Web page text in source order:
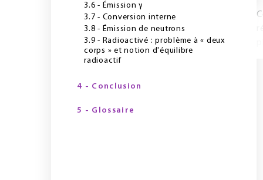
3.6 - Émission γ
3.7 - Conversion interne
3.8 - Émission de neutrons
3.9 - Radioactivé : problème à « deux
corps » et notion d'équilibre
radioactif
4 - Conclusion
5 - Glossaire